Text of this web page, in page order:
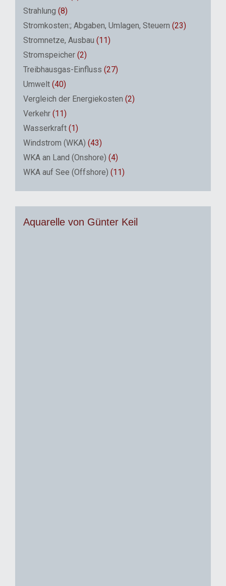
Strahlung (8)
Stromkosten:; Abgaben, Umlagen, Steuern (23)
Stromnetze, Ausbau (11)
Stromspeicher (2)
Treibhausgas-Einfluss (27)
Umwelt (40)
Vergleich der Energiekosten (2)
Verkehr (11)
Wasserkraft (1)
Windstrom (WKA) (43)
WKA an Land (Onshore) (4)
WKA auf See (Offshore) (11)
Aquarelle von Günter Keil